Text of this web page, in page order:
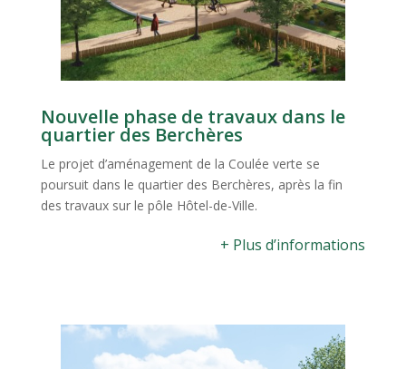
Nouvelle phase de travaux dans le
quartier des Berchères
Le projet d’aménagement de la Coulée verte se
poursuit dans le quartier des Berchères, après la fin
des travaux sur le pôle Hôtel-de-Ville.
+ Plus d’informations